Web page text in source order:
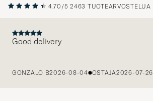
4.70/5 2463 TUOTEARVOSTELUA
Good delivery
GONZALO B2026-08-04 OSTAJA2026-07-26